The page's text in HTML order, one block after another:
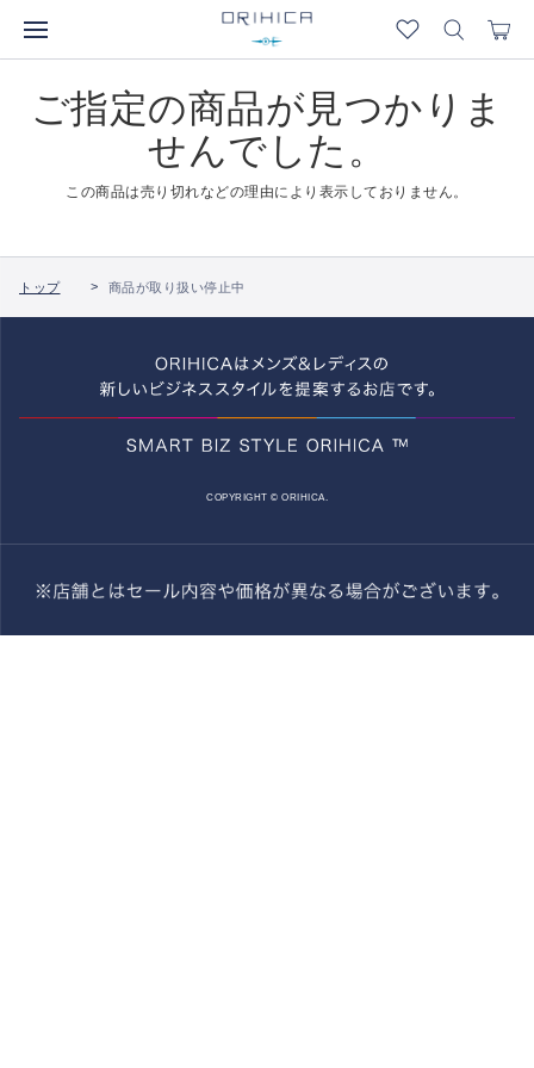
ご指定の商品が見つかりま
せんでした。
この商品は売り切れなどの理由により表示しておりません。
トップ 商品が取り扱い停止中
COPYRIGHT © ORIHICA.